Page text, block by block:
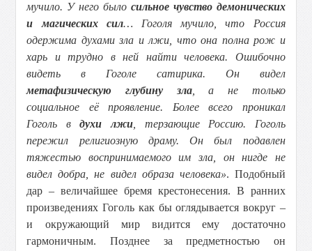
мучило. У него было сильное чувство демонических
и магических сил… Гоголя мучило, что Россия
одержима духами зла и лжи, что она полна рож и
харь и трудно в ней найти человека. Ошибочно
видеть в Гоголе сатирика. Он видел
метафизическую глубину зла, а не только
социальное её проявление. Более всего проникал
Гоголь вдухи лжи , терзающие Россию. Гоголь
пережил религиозную драму. Он был подавлен
тяжестью воспринимаемого им зла, он нигде не
видел добра, не видел образа человека». Подобный
дар – величайшее бремя крестонесения. В ранних
произведениях Гоголь как бы оглядывается вокруг –
и окружающий мир видится ему достаточно
гармоничным. Позднее за предметностью он